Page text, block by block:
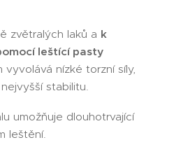
zvětralých laků a k
leštící pasty
vyvolává nízké torzní síly,
stabilitu.
umožňuje dlouhotrvající
leštění.